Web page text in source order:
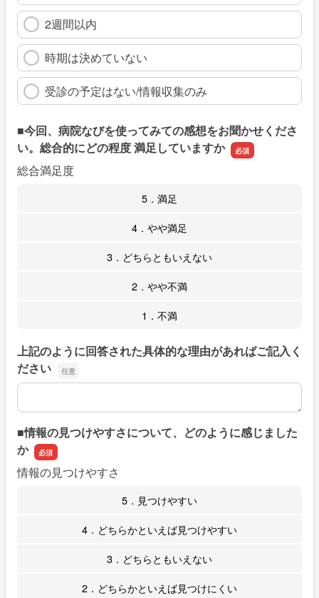
2週間以内
時期は決めていない
受診の予定はない/情報収集のみ
■今回、病院なびを使ってみての感想をお聞かせくださ
い。総合的にどの程度 満足していますか
総合満足度
5．満足
4．やや満足
3．どちらともいえない
2．やや不満
1．不満
上記のように回答された具体的な理由があればご記入く
ださい
上記のように回答された具体的な理由があればご記入くだ
■情報の見つけやすさについて、どのように感じました
か
情報の見つけやすさ
5．見つけやすい
4．どちらかといえば見つけやすい
3．どちらともいえない
2．どちらかといえば見つけにくい